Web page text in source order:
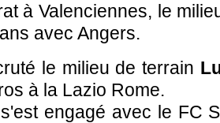
à Valenciennes, le
avec Angers.
le milieu de terrain
à la Lazio Rome.
engagé avec le FC